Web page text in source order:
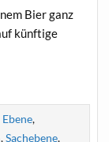
Bier ganz
künf­ti­ge
Ebene,
,Sachebene,